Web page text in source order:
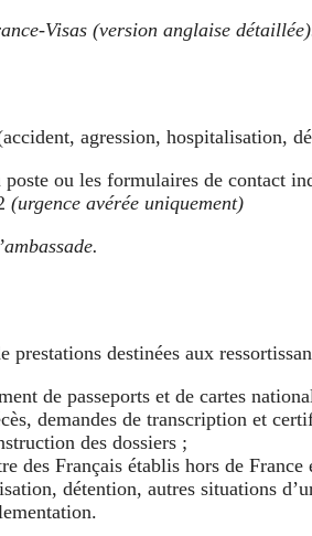
Visas (version anglaise
agression, hospitalisation,
ou les formulaires de contact
(urgence avérée uniquement)
destinées aux
de passeports et de cartes
demandes de transcription et
des dossiers ;
des Français établis hors de
détention, autres situations